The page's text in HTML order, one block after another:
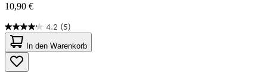
10,90 €
4.2 (5)
4.2
von
5
Sternen.
5
In den Warenkorb